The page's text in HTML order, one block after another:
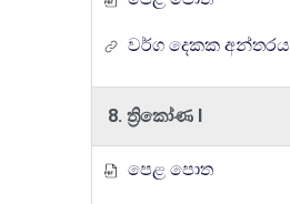
වර්ග දෙකක අන්තරය
8. ත්‍රිකෝණ I
පෙළ පොත